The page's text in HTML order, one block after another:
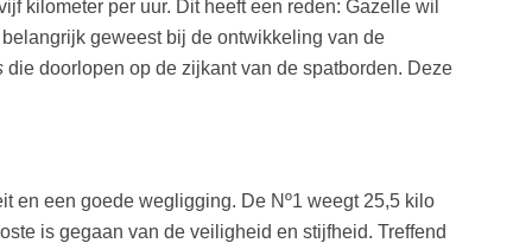
kilometer per uur. Dit heeft een reden: Gazelle wil
geweest bij de ontwikkeling van de
die doorlopen op de zijkant van de spatborden. Deze
en een goede wegligging. De Nº1 weegt 25,5 kilo
is gegaan van de veiligheid en stijfheid. Treffend